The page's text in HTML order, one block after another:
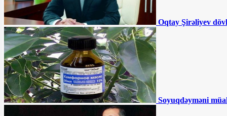
Azərbaycanda QHT sədri
DƏHŞƏTLİ QƏZADA öldü
Müdafiə nazirin kortejinə
hücum olundu - ÖLƏNLƏR VAR
Sürücülərin NƏZƏRİNƏ:
Bu ərazilərdə radara düşmüsünüzsə, ləğv
Oqtay Şirəliyev
Soyuqdəyməni